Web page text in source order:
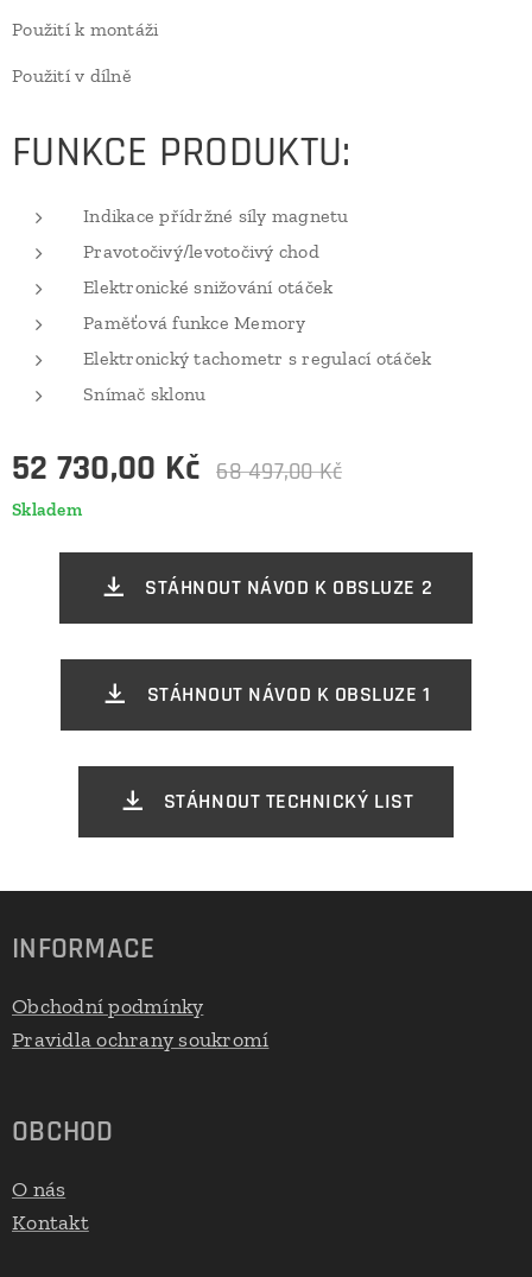
Použití k montáži
Použití v dílně
FUNKCE PRODUKTU:
Indikace přídržné síly magnetu
Pravotočivý/levotočivý chod
Elektronické snižování otáček
Paměťová funkce Memory
Elektronický tachometr s regulací otáček
Snímač sklonu
52 730,00 Kč 68 497,00Kč
Skladem
STÁHNOUT NÁVOD K OBSLUZE 2
STÁHNOUT NÁVOD K OBSLUZE 1
STÁHNOUT TECHNICKÝ LIST
INFORMACE
Obchodní podmínky
Pravidla ochrany soukromí
OBCHOD
O nás
Kontakt